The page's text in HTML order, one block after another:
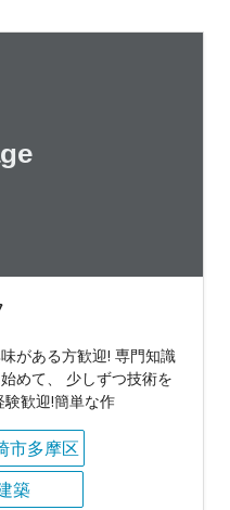
がある方歓迎! 専門知識
めて、 少しずつ技術を
歓迎!簡単な作
市多摩区
築